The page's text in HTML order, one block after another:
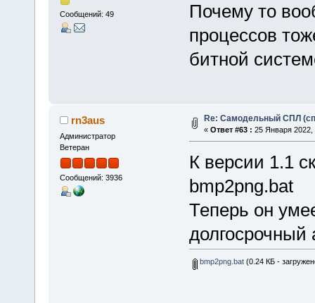
Сообщений: 49
Почему то
процессов
битной
rn3aus
Администратор
Ветеран
Сообщений: 3936
Re: Самодельный СПЛ
« Ответ #63 : 25 Января 2022,
К версии 1.1
bmp2png.bat
Теперь он
долгосрочный
bmp2png.bat(0.24 КБ -